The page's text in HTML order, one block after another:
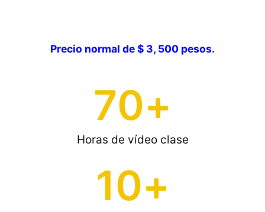
Precio normal de $ 3, 500 pesos.
Horas de vídeo clase
70+
10+